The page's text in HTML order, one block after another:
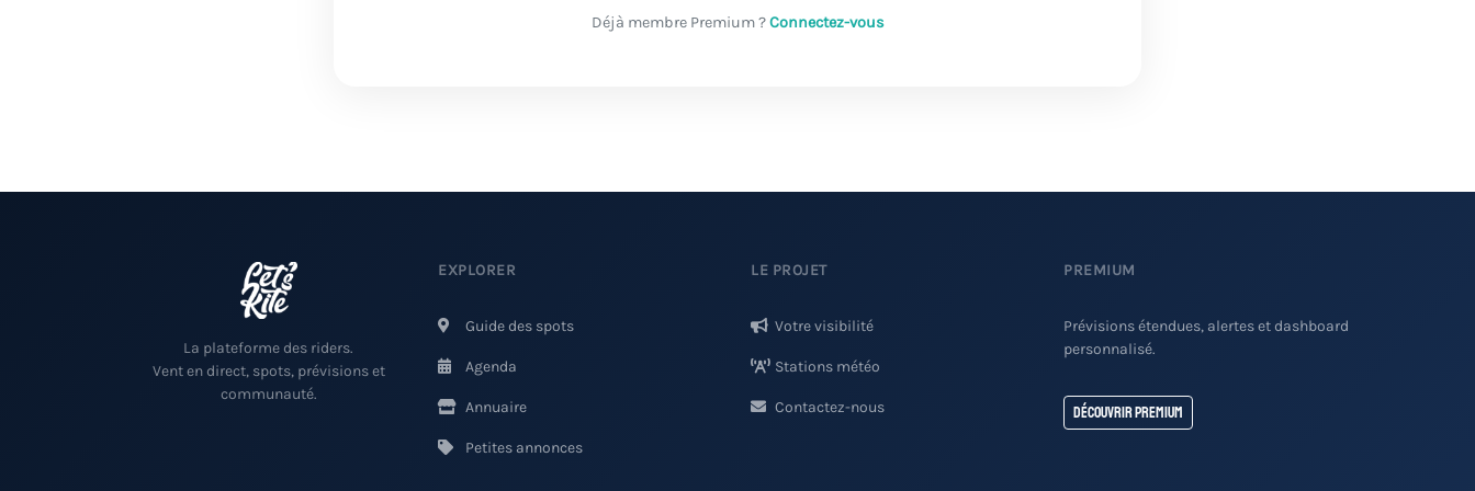
Déjà membre Premium ?Connectez-vous
La plateforme des riders.
Vent en direct, spots, prévisions et
communauté.
EXPLORER
Guide des spots
Agenda
Annuaire
Petites annonces
LE PROJET
Votre visibilité
Stations météo
Contactez-nous
PREMIUM
Prévisions étendues, alertes et dashboard
personnalisé.
Découvrir Premium